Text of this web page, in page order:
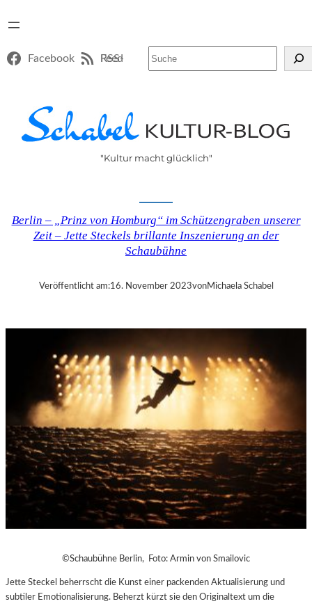
Facebook RSS-Feed
"Kultur macht glücklich"
Berlin – „Prinz von Homburg“ im Schützengraben unserer
Zeit – Jette Steckels brillante Inszenierung an der
Schaubühne
Veröffentlicht am:16. November 2023vonMichaela Schabel
©Schaubühne Berlin, Foto: Armin von Smailovic
Jette Steckel beherrscht die Kunst einer packenden Aktualisierung und
subtiler Emotionalisierung. Beherzt kürzt sie den Originaltext um die